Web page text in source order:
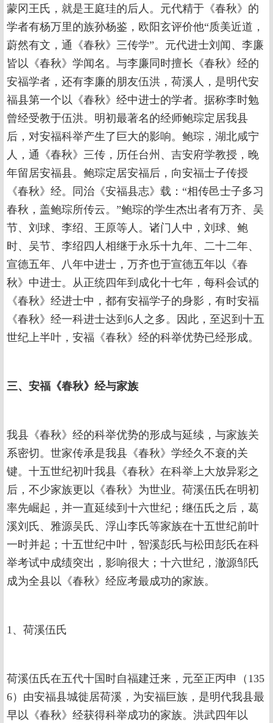
蒙冈王氏，就是王庭珪的后人。元代精于《春秋》的
学者有杨万里的族孙杨鉴，欧阳玄评价他“质美近道，
蔚然有文，通《春秋》三传学”。元代进士刘闻、李廉
皆以《春秋》学闻名。与李廉同时擅长《春秋》经的
安福学者，还有李廉的朋友伍洪，荷溪人，是明代安
福县第一个以《春秋》经中进士的学者。据称李时勉
曾经受教于伍洪。明初最著名的经师鲍琮定居我县
后，对安福科举产生了巨大的影响。鲍琮，湖北咸宁
人，通《春秋》三传，历任台州、吉安府学教授，晚
年留居安福县。鲍琮定居安福后，向安福士子传授
《春秋》经。同治《安福县志》载：“相传邑士子多习
春秋，盖鲍琮所传云。”鲍琮的学生杰出者有万齐、吴
节、刘球、李绍、王原等人。诸门人中，刘球、鲍
时、吴节、李绍四人相继于永乐十九年、二十二年、
宣德五年、八年中进士，万齐也于宣德五年以《春
秋》中进士。从正统四年到成化十七年，每科会试的
《春秋》经进士中，都有安福学子的身影，有时安福
《春秋》经一科进士达到6人之多。因此，至迟到十五
世纪上半叶，安福《春秋》经的科举优势已经形成。
三、安福《春秋》经与家族
我县《春秋》经的科举优势的形成与延续，与家族关
系密切。世家传承是我县《春秋》学经久不衰的关
键。十五世纪初叶我县《春秋》在科举上大放异彩之
后，不少家族更以《春秋》为世业。荷溪伍氏在明初
率先崛起，并一直延续到十六世纪；继伍氏之后，葛
溪刘氏、雅源吴氏、浮山李氏等家族在十五世纪前叶
一时并起；十五世纪中叶，智溪彭氏与松田彭氏在科
举考试中成绩突出，影响很大；十六世纪，澈源邹氏
成为全县以《春秋》经应考最成功的家族。
1、荷溪伍氏
荷溪伍氏在五代十国时自福建迁来，元至正丙申（135
6）由安福县城徙居荷溪，为安福巨族，是明代我县最
早以《春秋》经获得科举成功的家族。洪武四年以